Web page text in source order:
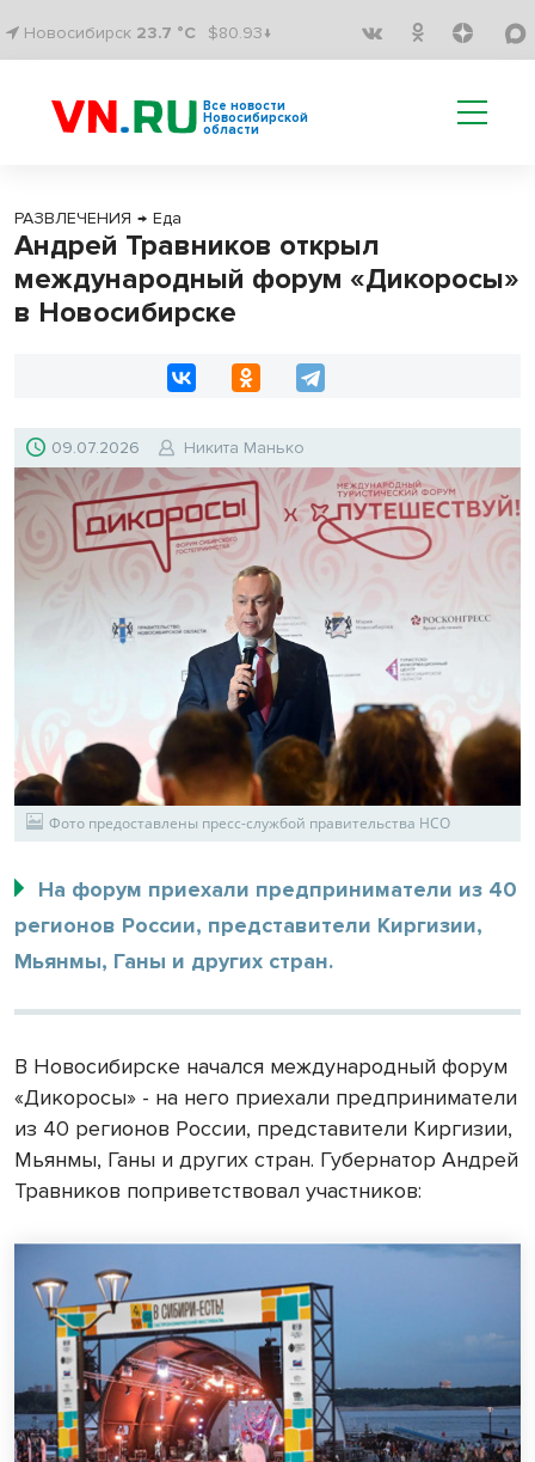
Новосибирск 23.7 °C $80.93↓
Все новости
Новосибирской
области
РАЗВЛЕЧЕНИЯ → Еда
Андрей Травников открыл
международный форум «Дикоросы»
в Новосибирске
09.07.2026 Никита Манько
Фото предоставлены пресс-службой правительства НСО
На форум приехали предприниматели из 40
регионов России, представители Киргизии,
Мьянмы, Ганы и других стран.
В Новосибирске начался международный форум
«Дикоросы» - на него приехали предприниматели
из 40 регионов России, представители Киргизии,
Мьянмы, Ганы и других стран. Губернатор Андрей
Травников поприветствовал участников: